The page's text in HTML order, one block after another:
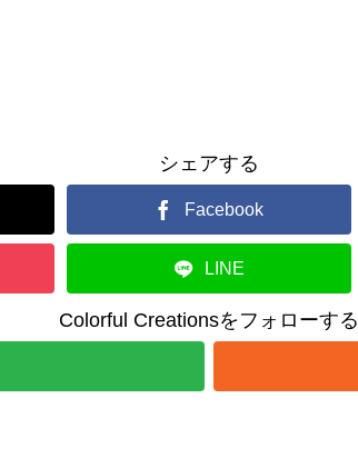
シェアする
Facebook
LINE
Colorful Creationsをフォローする